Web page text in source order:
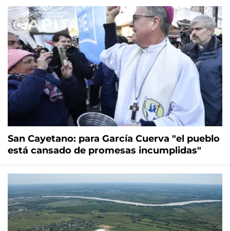
San Cayetano: para García Cuerva "el pueblo
está cansado de promesas incumplidas"